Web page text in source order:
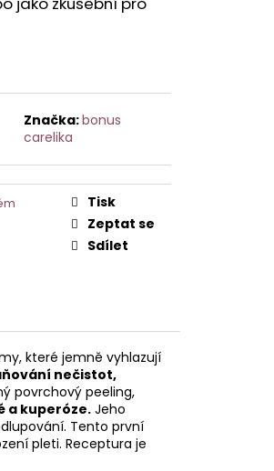
Značka:bonus
carelika
Tisk
Zeptat se
Sdílet
které jemně vyhlazují
nečistot,
povrchový peeling,
a kuperóze. Jeho
Tento první
pleti. Receptura je